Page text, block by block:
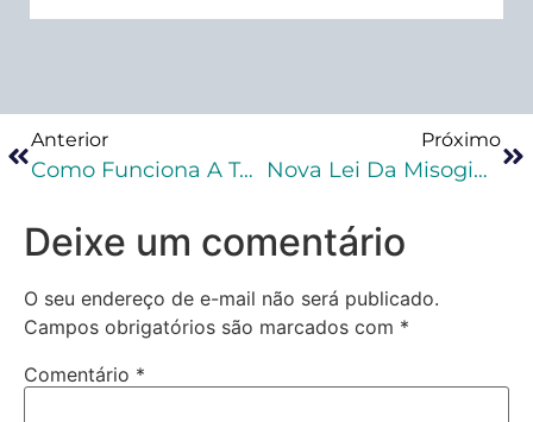
Anterior
Como Funciona A Tornozeleira Eletrônica? Guia Para Advogados Criminalistas
Próximo
Nova Lei Da Misoginia: O Que Muda No Direito Penal Brasileiro
Deixe um comentário
O seu endereço de e-mail não será publicado.
Campos obrigatórios são marcados com *
Comentário *